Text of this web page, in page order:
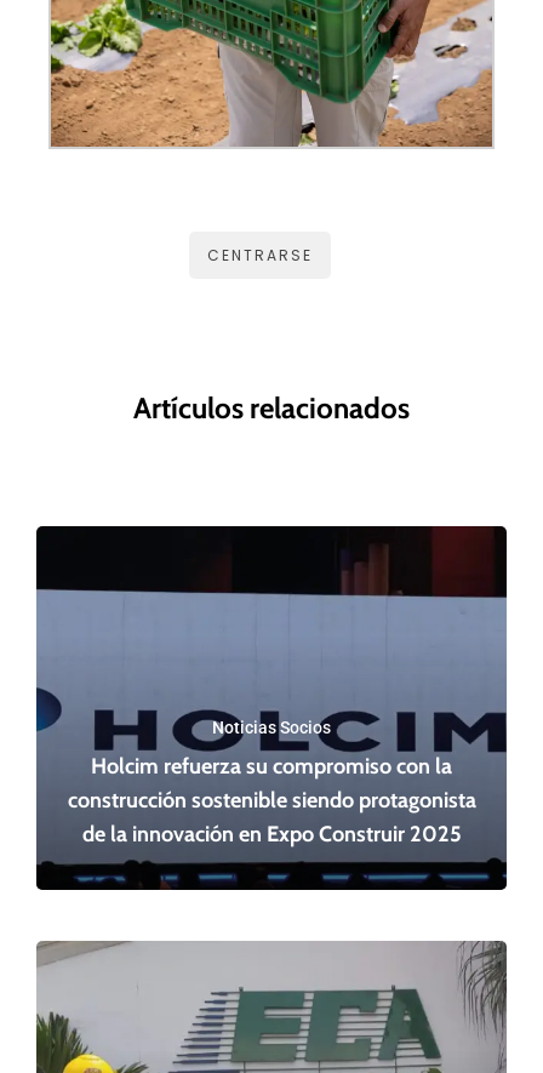
CENTRARSE
Artículos relacionados
Noticias Socios
Holcim refuerza su compromiso con la
construcción sostenible siendo protagonista
de la innovación en Expo Construir 2025